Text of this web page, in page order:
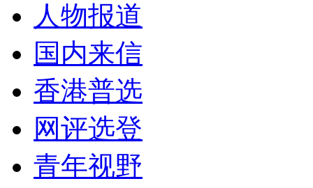
人物报道
国内来信
香港普选
网评选登
青年视野